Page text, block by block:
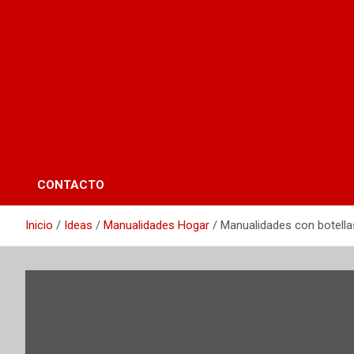
CONTACTO
Inicio Ideas Manualidades Hogar Manualidades con